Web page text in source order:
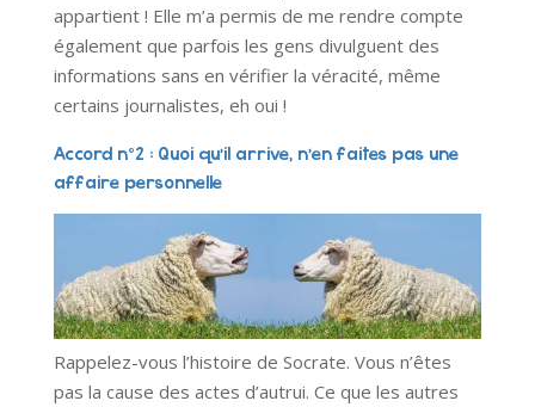
appartient ! Elle m’a permis de me rendre compte
également que parfois les gens divulguent des
informations sans en vérifier la véracité, même
certains journalistes, eh oui !
Accord n°2 : Quoi qu’il arrive, n’en faites pas une
affaire personnelle
Rappelez-vous l’histoire de Socrate. Vous n’êtes
pas la cause des actes d’autrui. Ce que les autres